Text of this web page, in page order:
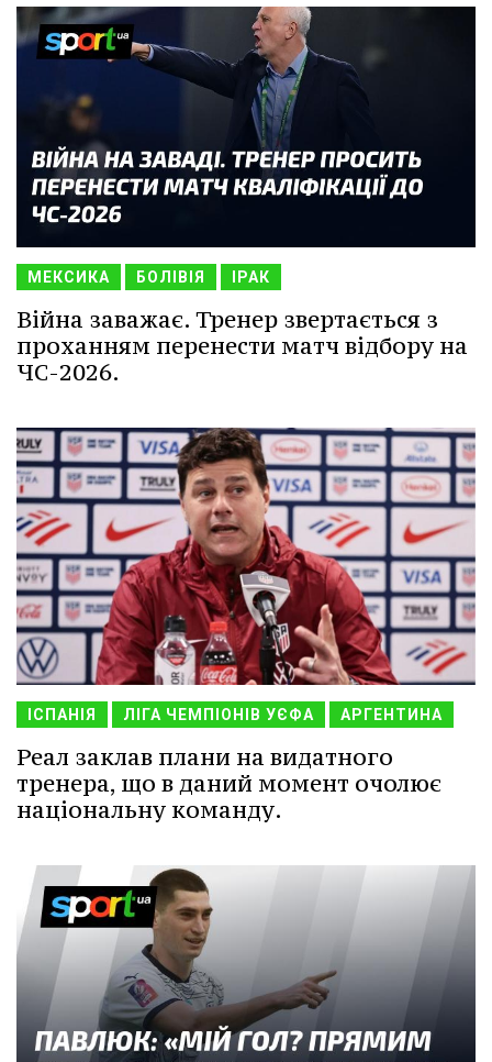
МЕКСИКА БОЛІВІЯ ІРАК
Війна заважає. Тренер звертається з
проханням перенести матч відбору на
ЧС-2026.
ІСПАНІЯ ЛІГА ЧЕМПІОНІВ УЄФА АРГЕНТИНА
Реал заклав плани на видатного
тренера, що в даний момент очолює
національну команду.